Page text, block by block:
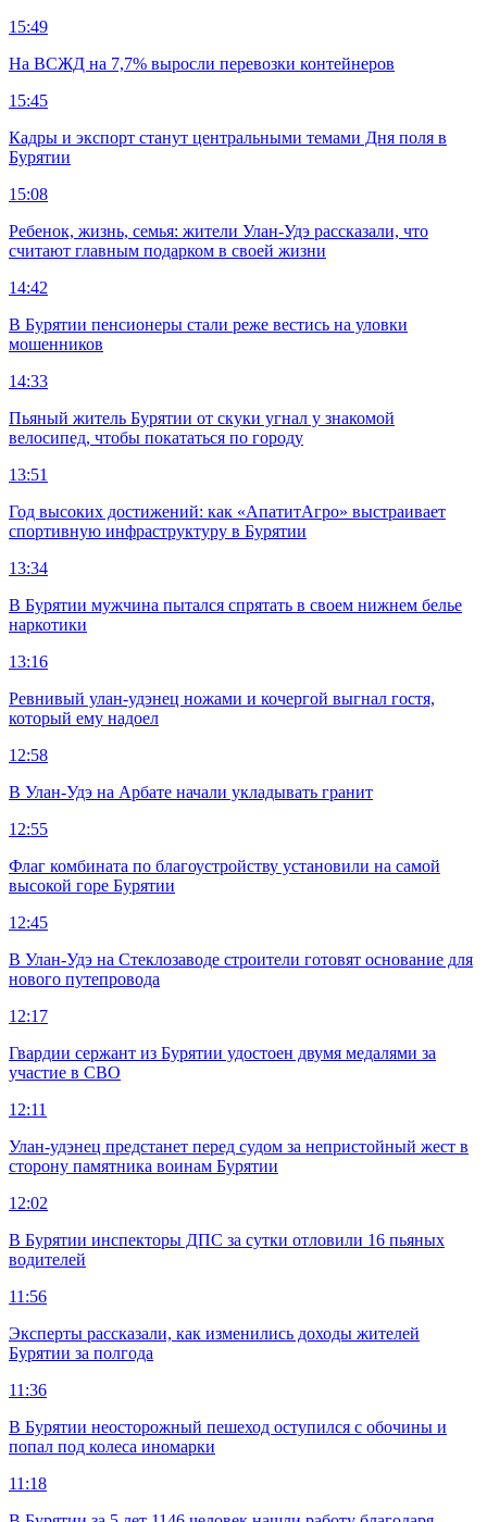
15:49
На ВСЖД на 7,7% выросли перевозки контейнеров
15:45
Кадры и экспорт станут центральными темами Дня поля в
Бурятии
15:08
Ребенок, жизнь, семья: жители Улан-Удэ рассказали, что
считают главным подарком в своей жизни
14:42
В Бурятии пенсионеры стали реже вестись на уловки
мошенников
14:33
Пьяный житель Бурятии от скуки угнал у знакомой
велосипед, чтобы покататься по городу
13:51
Год высоких достижений: как «АпатитАгро» выстраивает
спортивную инфраструктуру в Бурятии
13:34
В Бурятии мужчина пытался спрятать в своем нижнем белье
наркотики
13:16
Ревнивый улан-удэнец ножами и кочергой выгнал гостя,
который ему надоел
12:58
В Улан-Удэ на Арбате начали укладывать гранит
12:55
Флаг комбината по благоустройству установили на самой
высокой горе Бурятии
12:45
В Улан-Удэ на Стеклозаводе строители готовят основание для
нового путепровода
12:17
Гвардии сержант из Бурятии удостоен двумя медалями за
участие в СВО
12:11
Улан-удэнец предстанет перед судом за непристойный жест в
сторону памятника воинам Бурятии
12:02
В Бурятии инспекторы ДПС за сутки отловили 16 пьяных
водителей
11:56
Эксперты рассказали, как изменились доходы жителей
Бурятии за полгода
11:36
В Бурятии неосторожный пешеход оступился с обочины и
попал под колеса иномарки
11:18